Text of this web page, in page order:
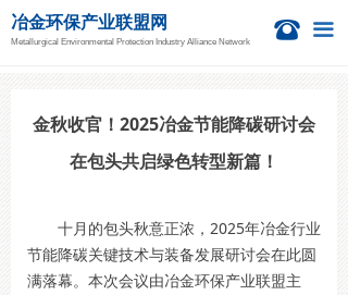
冶金环保产业联盟网
Metallurgical Environmental Protection Industry Alliance Network 뀰 끀
首页
冶金活动
钙业中心
技术信息
项目信息
金秋收官！2025冶金节能降碳研讨会
在包头共启绿色转型新篇！
十月的包头秋意正浓，2025年冶金行业
节能降碳关键技术与装备发展研讨会在此圆
满落幕。本次会议由冶金环保产业联盟主